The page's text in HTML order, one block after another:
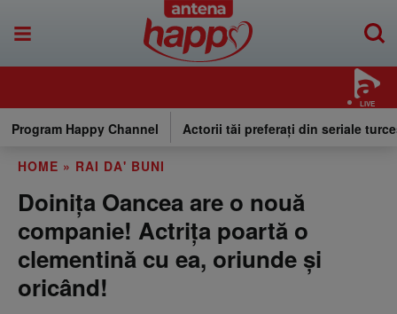
LIVE
Program Happy Channel Actorii tăi preferați din seriale
HOME » RAI DA' BUNI
Doiniţa Oancea are o nouă
companie! Actriţa poartă o
clementină cu ea, oriunde şi
oricând!